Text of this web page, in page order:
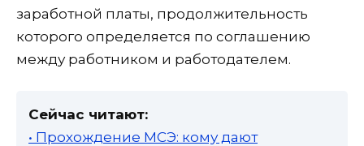
заработной платы, продолжительность
которого определяется по соглашению
между работником и работодателем.
Сейчас читают:
• Прохождение МСЭ: кому дают